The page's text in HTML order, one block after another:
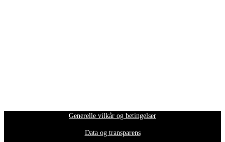
Generelle vilkår og betingelser
Data og transparens